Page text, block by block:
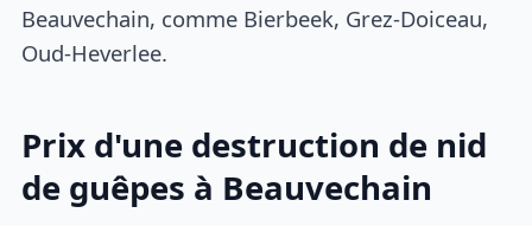
Beauvechain, comme Bierbeek, Grez-Doiceau,
Oud-Heverlee.
Prix d'une destruction de nid
de guêpes à Beauvechain